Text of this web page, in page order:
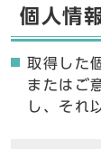
個人情
取得した
またはご
し、それ